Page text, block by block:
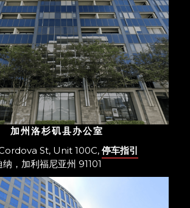
加州洛杉矶县办公室
St, Unit 100C,
，加利福尼亚州 91101
停车指引